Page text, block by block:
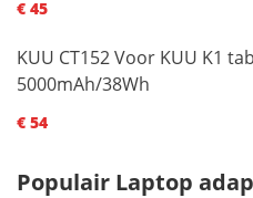
€ 45
KUU CT152 Voor KUU K1
5000mAh/38Wh
€ 54
Populair Laptop